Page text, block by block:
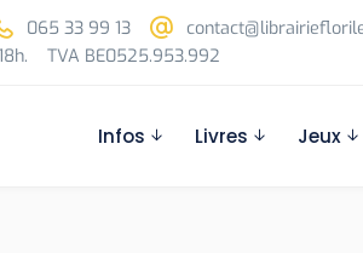
065 33 99 13
TVA BE0525.953.992
Infos Livres Jeux